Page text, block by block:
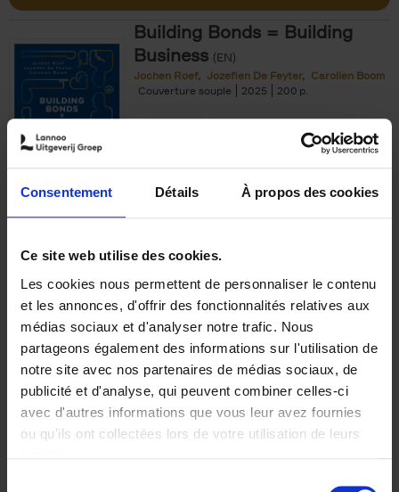
Consentement Détails À propos des cookies
Ce site web utilise des cookies.
Les cookies nous permettent de personnaliser le contenu
et les annonces, d'offrir des fonctionnalités relatives aux
médias sociaux et d'analyser notre trafic. Nous
partageons également des informations sur l'utilisation de
notre site avec nos partenaires de médias sociaux, de
publicité et d'analyse, qui peuvent combiner celles-ci
avec d'autres informations que vous leur avez fournies
ou qu'ils ont collectées lors de votre utilisation de leurs
Building Bonds = Building
Business (EN)
Jochen Roef Jozefien De Feyter
Carolien Boom
Couverture souple
2025 200
€29,99
Optichannel Retail. Beyond
the Digital Hysteria
Gino Van Ossel
Autre finition
2019 350
€29,99